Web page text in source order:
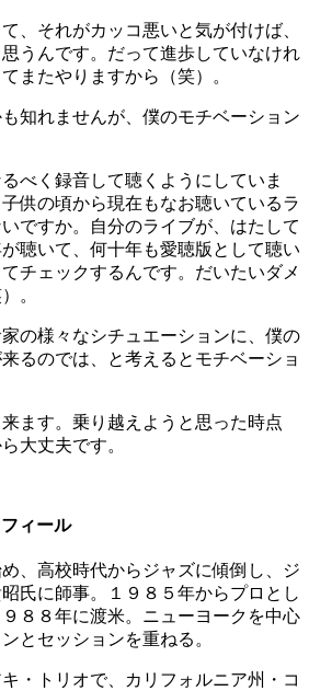
、それがカッコ悪いと気が付けば、
うんです。だって進歩していなけれ
またやりますから（笑）。
知れませんが、僕のモチベーション
べく録音して聴くようにしていま
供の頃から現在もなお聴いているラ
ですか。自分のライブが、はたして
聴いて、何十年も愛聴版として聴い
チェックするんです。だいたいダメ
。
の様々なシチュエーションに、僕の
るのでは、と考えるとモチベーショ
ます。乗り越えようと思った時点
大丈夫です。
ィール
、高校時代からジャズに傾倒し、ジ
氏に師事。１９８５年からプロとし
８８年に渡米。ニューヨークを中心
とセッションを重ねる。
・トリオで、カリフォルニア州・コ